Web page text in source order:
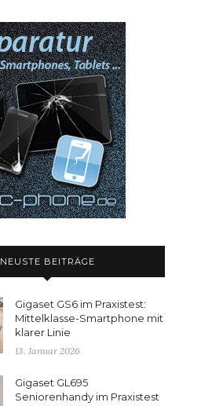
NEUSTE BEITRÄGE
Gigaset GS6 im Praxistest:
Mittelklasse-Smartphone mit
klarer Linie
13. Januar 2026
Gigaset GL695
Seniorenhandy im Praxistest